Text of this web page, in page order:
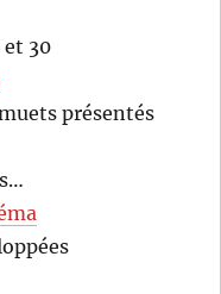
et 30
présentés